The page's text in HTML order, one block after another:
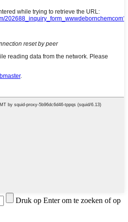
Druk op Enter om te zoeken of op